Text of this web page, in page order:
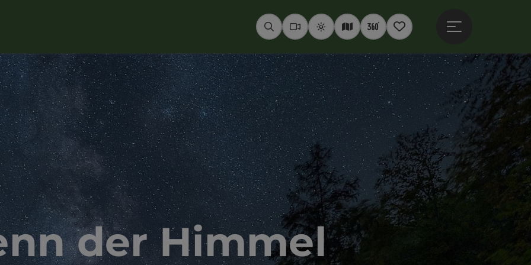
SuchenWebcams
WetterInteraktive Karte
360° Panoramen
Merkzettel
der Himmel